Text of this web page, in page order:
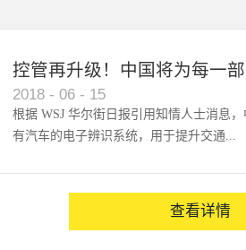
控管再升级！中国将为每一
架构辨识系统
2018 - 06 - 15
根据 WSJ 华尔街日报引用知情人士消息
有汽车的电子辨识系统，用于提升交通...
查看详情